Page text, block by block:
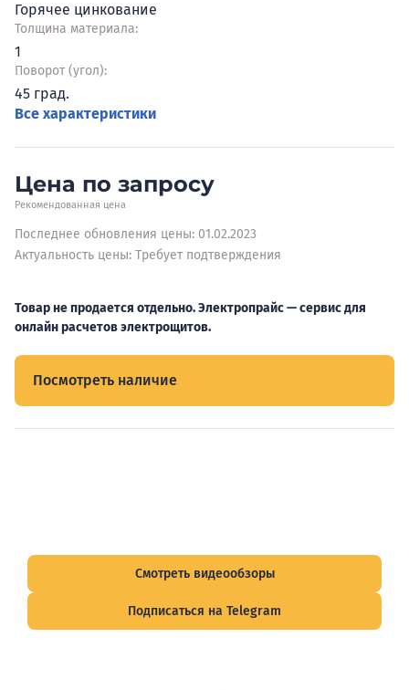
Горячее цинкование
Толщина материала:
1
Поворот (угол):
45 град.
Все характеристики
Цена по запросу
Рекомендованная цена
Последнее обновления цены: 01.02.2023
Актуальность цены: Требует подтверждения
Товар не продается отдельно. Электропрайс — сервис для
онлайн расчетов электрощитов.
Посмотреть наличие
Смотреть видеообзоры
Подписаться на Telegram